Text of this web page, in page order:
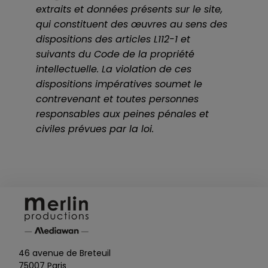
extraits et données présents sur le site,
qui constituent des œuvres au sens des
dispositions des articles L112-1 et
suivants du Code de la propriété
intellectuelle. La violation de ces
dispositions impératives soumet le
contrevenant et toutes personnes
responsables aux peines pénales et
civiles prévues par la loi.
46 avenue de Breteuil
75007 Paris